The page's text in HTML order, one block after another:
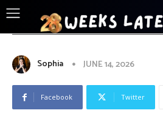
ENTERTAINMENT
Sophia JUNE 14, 2026
Facebook Twitter